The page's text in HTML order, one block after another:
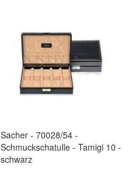
Sacher - 70028/54 -
Schmuckschatulle - Tamigi 10 -
schwarz